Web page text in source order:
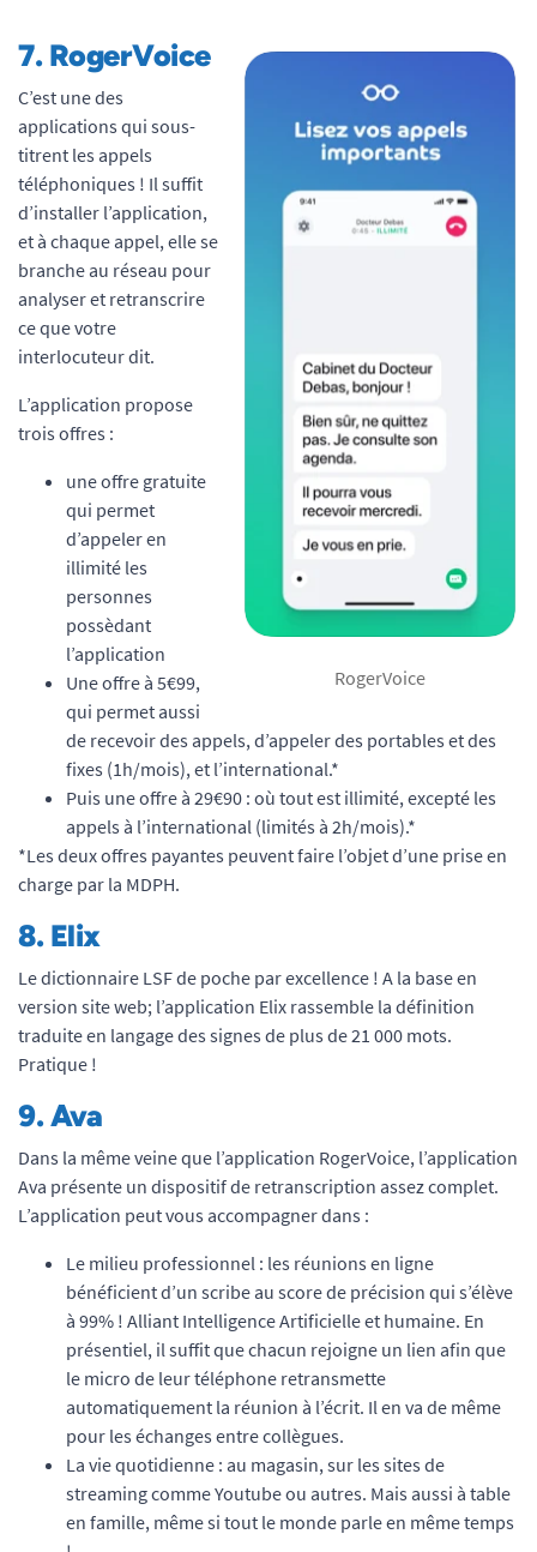
RogerVoice
7. RogerVoice
C’est une des
applications qui sous-
titrent les appels
téléphoniques ! Il suffit
d’installer l’application,
et à chaque appel, elle se
branche au réseau pour
analyser et retranscrire
ce que votre
interlocuteur dit.
L’application propose
trois offres :
une offre gratuite
qui permet
d’appeler en
illimité les
personnes
possèdant
l’application
Une offre à 5€99,
qui permet aussi
de recevoir des appels, d’appeler des portables et des
fixes (1h/mois), et l’international.*
Puis une offre à 29€90 : où tout est illimité, excepté les
appels à l’international (limités à 2h/mois).*
*Les deux offres payantes peuvent faire l’objet d’une prise en
charge par la MDPH.
8. Elix
Le dictionnaire LSF de poche par excellence ! A la base en
version site web; l’application Elix rassemble la définition
traduite en langage des signes de plus de 21 000 mots.
Pratique !
9.Ava
Dans la même veine que l’application RogerVoice, l’application
Ava présente un dispositif de retranscription assez complet.
L’application peut vous accompagner dans :
Le milieu professionnel : les réunions en ligne
bénéficient d’un scribe au score de précision qui s’élève
à 99% ! Alliant Intelligence Artificielle et humaine. En
présentiel, il suffit que chacun rejoigne un lien afin que
le micro de leur téléphone retransmette
automatiquement la réunion à l’écrit. Il en va de même
pour les échanges entre collègues.
La vie quotidienne : au magasin, sur les sites de
streaming comme Youtube ou autres. Mais aussi à table
en famille, même si tout le monde parle en même temps